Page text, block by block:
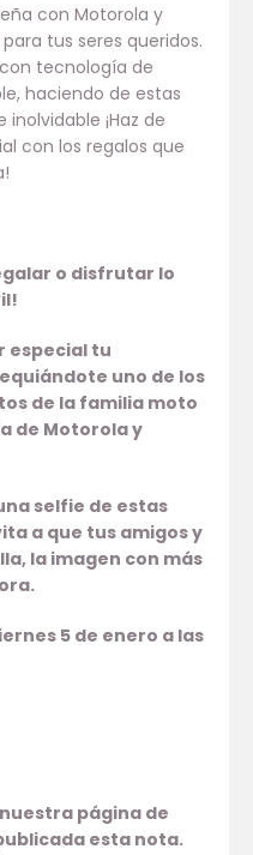
con Motorola y
tus seres queridos.
tecnología de
haciendo de estas
¡Haz de
con los regalos que
o disfrutar lo
especial tu
uno de los
de la familia moto
de Motorola y
selfie de estas
a que tus amigos y
la imagen con más
5 de enero a las
página de
esta nota.